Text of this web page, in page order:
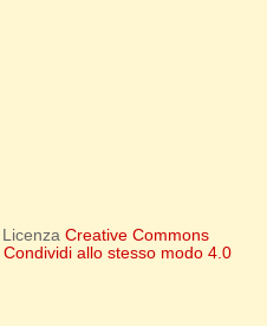
LicenzaCreative Commons
allo stesso modo 4.0